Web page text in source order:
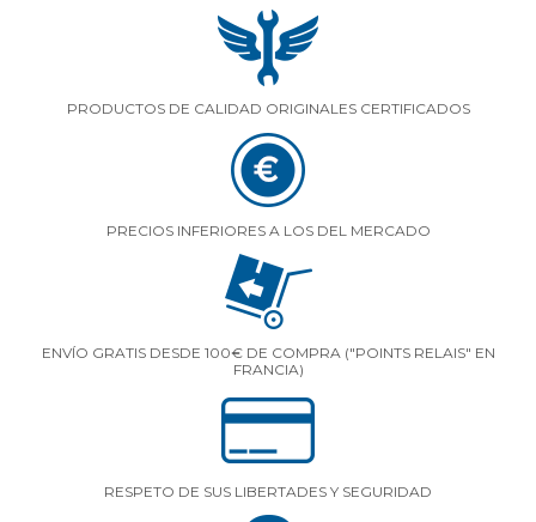
PRODUCTOS DE CALIDAD ORIGINALES CERTIFICADOS
PRECIOS INFERIORES A LOS DEL MERCADO
ENVÍO GRATIS DESDE 100€ DE COMPRA ("POINTS RELAIS" EN
FRANCIA)
RESPETO DE SUS LIBERTADES Y SEGURIDAD